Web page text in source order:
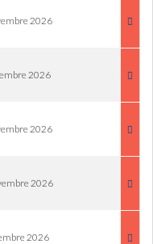
2026
2026
2026
2026
2026